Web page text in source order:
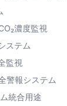
濃度監視
ステム
監視
警報システム
統合用途